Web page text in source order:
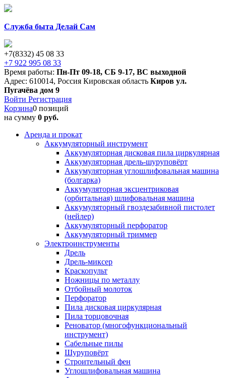
Служба быта Делай Сам
+7(8332) 45 08 33
+7 922 995 08 33
Время работы: Пн-Пт 09-18, СБ 9-17, ВС выходной
Адрес: 610014, Россия Кировская область Киров ул.
Пугачёва дом 9
Войти Регистрация
Корзина0 позиций
на сумму 0 руб.
Аренда и прокат
Аккумуляторный инструмент
Аккумуляторная дисковая пила циркулярная
Аккумуляторная дрель-шуруповёрт
Аккумуляторная углошлифовальная машина
(болгарка)
Аккумуляторная эксцентриковая
(орбитальная) шлифовальная машина
Аккумуляторный гвоздезабивной пистолет
(нейлер)
Аккумуляторный перфоратор
Аккумуляторный триммер
Электроинструменты
Дрель
Дрель-миксер
Краскопульт
Ножницы по металлу
Отбойный молоток
Перфоратор
Пила дисковая циркулярная
Пила торцовочная
Реноватор (многофункциональный
инструмент)
Сабельные пилы
Шуруповёрт
Строительный фен
Углошлифовальная машина